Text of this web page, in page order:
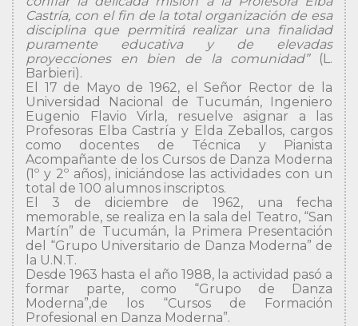
Castría, con el fin de la total organización de esa
disciplina que permitirá realizar una finalidad
puramente educativa y de elevadas
proyecciones en bien de la comunidad”(L.
Barbieri).
El 17 de Mayo de 1962, el Señor Rector de la
Universidad Nacional de Tucumán, Ingeniero
Eugenio Flavio Virla, resuelve asignar a las
Profesoras Elba Castría y Elda Zeballos, cargos
como docentes de Técnica y Pianista
Acompañante de los Cursos de Danza Moderna
(1º y 2º años), iniciándose las actividades con un
total de 100 alumnos inscriptos.
El 3 de diciembre de 1962, una fecha
memorable, se realiza en la sala del Teatro, “San
Martín” de Tucumán, la Primera Presentación
del “Grupo Universitario de Danza Moderna” de
la U.N.T.
Desde 1963 hasta el año 1988, la actividad pasó a
formar parte, como “Grupo de Danza
Moderna”,de los “Cursos de Formación
Profesional en Danza Moderna”.